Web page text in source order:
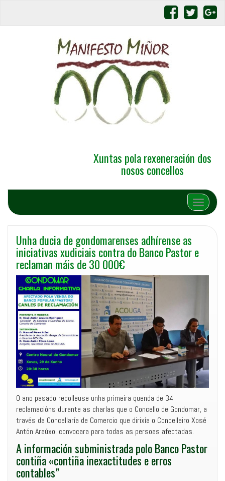
Xuntas pola rexeneración dos
nosos concellos
Alternar
Unha ducia de gondomarenses adhírense as
iniciativas xudiciais contra do Banco Pastor e
reclaman máis de 30 000€
O ano pasado recolleuse unha primeira quenda de 34
reclamacións durante as charlas que o Concello de Gondomar, a
través da Concellaría de Comercio que dirixía o Concelleiro Xosé
Antón Araúxo, convocara para todas as persoas afectadas.
A información subministrada polo Banco Pastor
contiña «contiña inexactitudes e erros
contables”